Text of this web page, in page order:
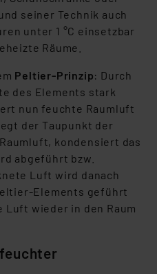
abrufbar. Sie
notwendiger Cookies
teilweise zustimmen. Ihre
anpassen oder widerrufen.
Abrufung und
zur Auswertung und
Widerrufs bleibt hiervon
können dazu
nicht längerfristig
Banner erneut
personenbezogene
daher ggf. auch
seiner Technik auch
unter 1 °C einsetzbar
Räume.
Peltier-Prinzip: Durch
des Elements stark
nun feuchte Raumluft
der Taupunkt der
kondensiert das
abgeführt bzw.
Luft wird danach
Elements geführt
wieder in den Raum